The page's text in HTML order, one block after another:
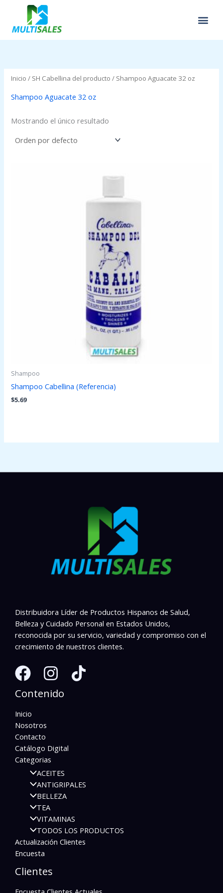
contenido
Inicio / SH Cabellina del producto / Shampoo Aguacate 32 oz
Shampoo Aguacate 32 oz
Mostrando el único resultado
Shampoo
Shampoo Cabellina (Referencia)
$5.69
Distribuidora Líder de Productos Hispanos de Salud,
Belleza y Cuidado Personal en Estados Unidos,
reconocida por su servicio, variedad y compromiso con el
crecimiento de nuestros clientes.
Contenido
Inicio
Nosotros
Contacto
Catálogo Digital
Categorias
ACEITES
ANTIGRIPALES
BELLEZA
TEA
VITAMINAS
TODOS LOS PRODUCTOS
Actualización Clientes
Encuesta
Clientes